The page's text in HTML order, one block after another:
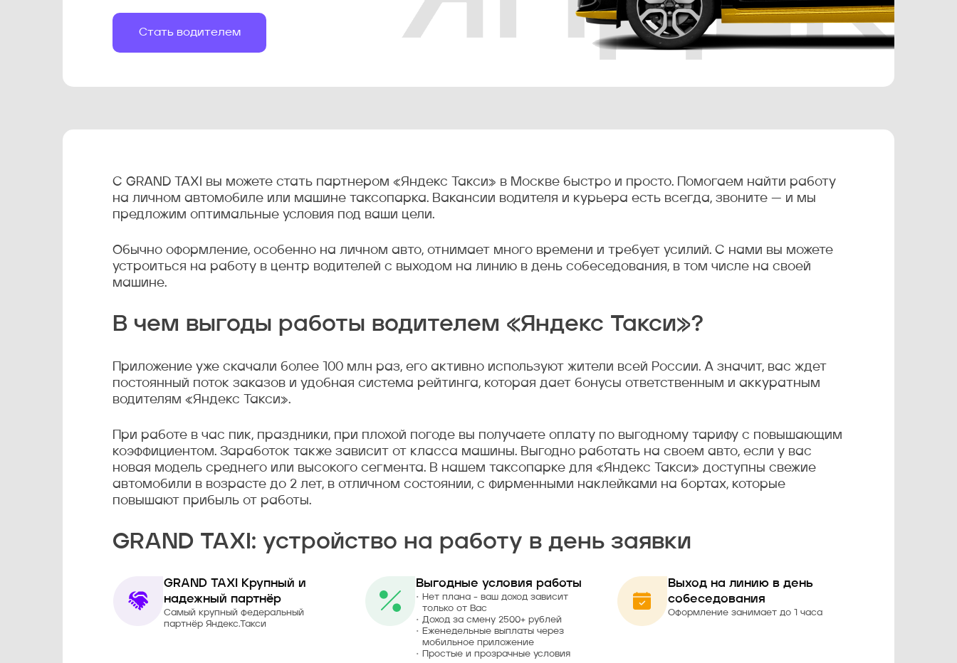
Стать водителем
С GRAND TAXI вы можете стать партнером «Яндекс Такси» в Москве быстро и просто. Помогаем найти работу
на личном автомобиле или машине таксопарка. Вакансии водителя и курьера есть всегда, звоните — и мы
предложим оптимальные условия под ваши цели.
Обычно оформление, особенно на личном авто, отнимает много времени и требует усилий. С нами вы можете
устроиться на работу в центр водителей с выходом на линию в день собеседования, в том числе на своей
машине.
В чем выгоды работы водителем «Яндекс Такси»?
Приложение уже скачали более 100 млн раз, его активно используют жители всей России. А значит, вас ждет
постоянный поток заказов и удобная система рейтинга, которая дает бонусы ответственным и аккуратным
водителям «Яндекс Такси».
При работе в час пик, праздники, при плохой погоде вы получаете оплату по выгодному тарифу с повышающим
коэффициентом. Заработок также зависит от класса машины. Выгодно работать на своем авто, если у вас
новая модель среднего или высокого сегмента. В нашем таксопарке для «Яндекс Такси» доступны свежие
автомобили в возрасте до 2 лет, в отличном состоянии, с фирменными наклейками на бортах, которые
повышают прибыль от работы.
GRAND TAXI: устройство на работу в день заявки
GRAND TAXI Крупный и
надежный партнёр
Самый крупный федеральный
партнёр Яндекс.Такси
Выгодные условия работы
Нет плана - ваш доход зависит
только от Вас
Доход за смену 2500+ рублей
Еженедельные выплаты через
мобильное приложение
Простые и прозрачные условия
Выход на линию в день
собеседования
Оформление занимает до 1 часа